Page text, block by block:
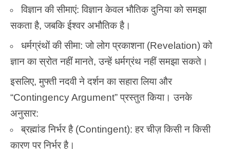
विज्ञान की सीमाएं: विज्ञान केवल भौतिक दुनिया को समझा
सकता है, जबकि ईश्वर अभौतिक है।
धर्मग्रंथों की सीमा: जो लोग प्रकाशना (Revelation) को
ज्ञान का स्रोत नहीं मानते, उन्हें धर्मग्रंथ नहीं समझा सकते।
इसलिए, मुफ्ती नदवी ने दर्शन का सहारा लिया और
“Contingency Argument” प्रस्तुत किया। उनके
अनुसार:
ब्रह्मांड निर्भर है (Contingent): हर चीज़ किसी न किसी
कारण पर निर्भर है।